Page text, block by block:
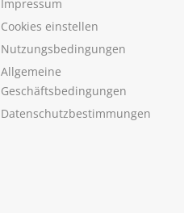
Impressum
Cookies einstellen
Nutzungsbedingungen
Allgemeine
Geschäftsbedingungen
Datenschutzbestimmungen